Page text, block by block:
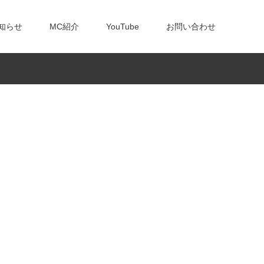
らせ MC紹介 YouTube お問い合わせ